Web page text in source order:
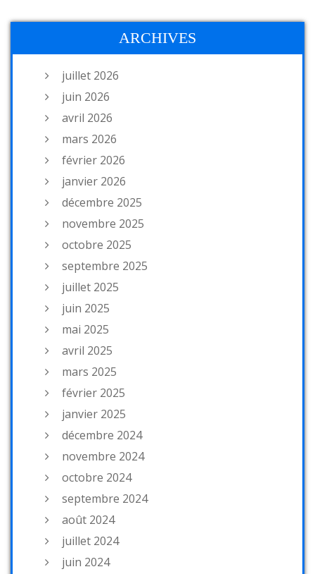
ARCHIVES
juillet 2026
juin 2026
avril 2026
mars 2026
février 2026
janvier 2026
décembre 2025
novembre 2025
octobre 2025
septembre 2025
juillet 2025
juin 2025
mai 2025
avril 2025
mars 2025
février 2025
janvier 2025
décembre 2024
novembre 2024
octobre 2024
septembre 2024
août 2024
juillet 2024
juin 2024